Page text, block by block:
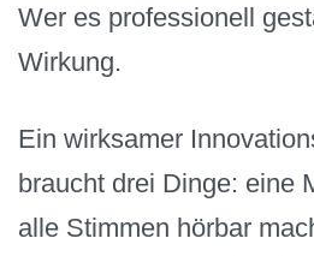
Wer es professionell
Wirkung.
Ein wirksamer
braucht drei Dinge: eine
alle Stimmen hörbar